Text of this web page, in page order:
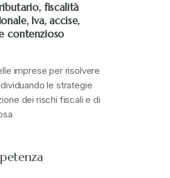
fiscalità
Iva, accise,
contenzioso
imprese per risolvere
le strategie
dei rischi fiscali e di